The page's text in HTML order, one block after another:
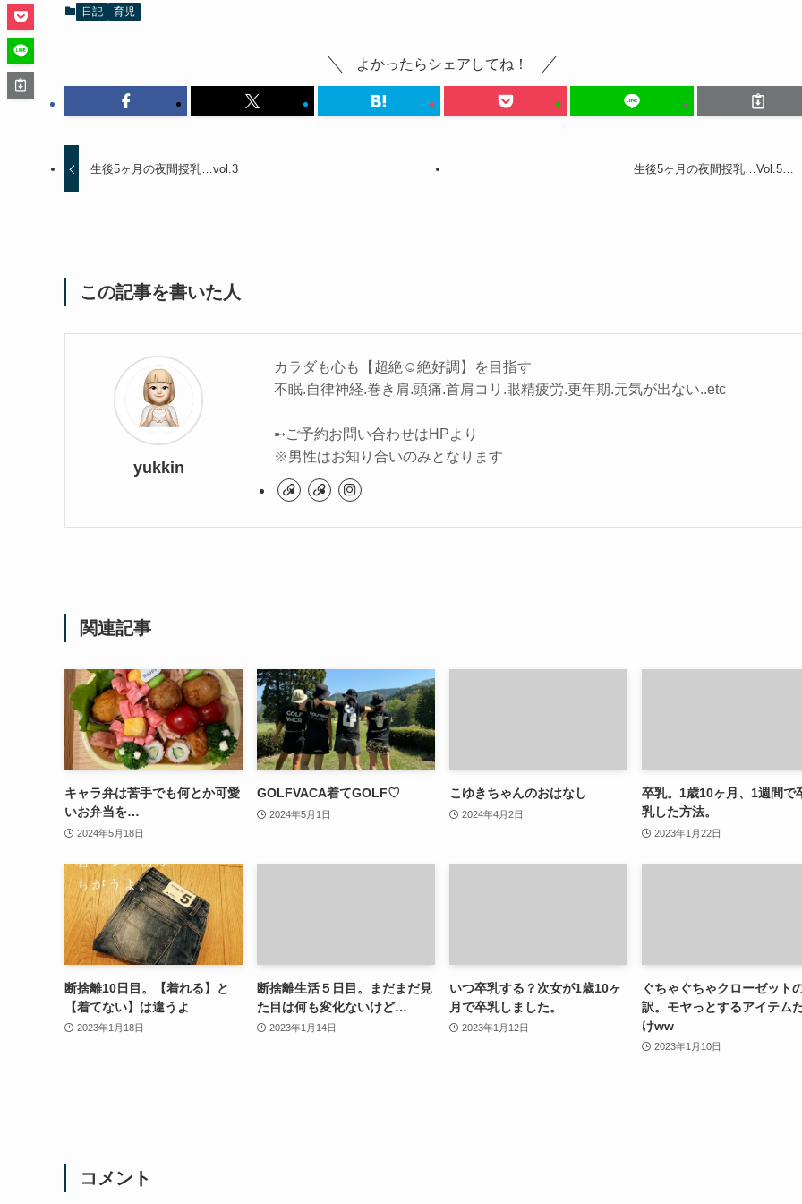
日記 育児
よかったらシェアしてね！
生後5ヶ月の夜間授乳…vol.3 生後5ヶ月の夜間授乳…Vol.5…
この記事を書いた人
yukkin
カラダも心も【超絶☺︎絶好調】を目指す
不眠.自律神経.巻き肩.頭痛.首肩コリ.眼精疲労.更年期.元気が出ない..etc
➸ご予約お問い合わせはHPより
※男性はお知り合いのみとなります
関連記事
キャラ弁は苦手でも何とか可愛
いお弁当を…
2024年5月18日
GOLFVACA着てGOLF♡
2024年5月1日
こゆきちゃんのおはなし
2024年4月2日
卒乳。1歳10ヶ月、1週間で
乳した方法。
2023年1月22日
断捨離10日目。【着れる】と
【着てない】は違うよ
2023年1月18日
断捨離生活５日目。まだまだ見
た目は何も変化ないけど…
2023年1月14日
いつ卒乳する？次女が1歳10ヶ
月で卒乳しました。
2023年1月12日
ぐちゃぐちゃクローゼット
訳。モヤっとするアイテム
けww
2023年1月10日
コメント